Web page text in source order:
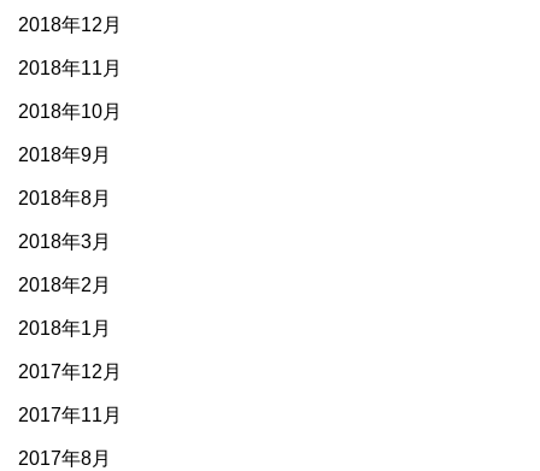
2018年12月
2018年11月
2018年10月
2018年9月
2018年8月
2018年3月
2018年2月
2018年1月
2017年12月
2017年11月
2017年8月